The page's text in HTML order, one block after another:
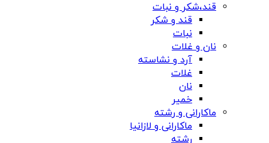
قند،شکر و نبات
قند و شکر
نبات
نان و غلات
آرد و نشاسته
غلات
نان
خمیر
ماکارانی و رشته
ماکارانی و لازانیا
رشته